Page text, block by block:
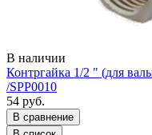
В наличии
Контргайка 1/2 " (для
/SPP0010
54 руб.
В сравнение